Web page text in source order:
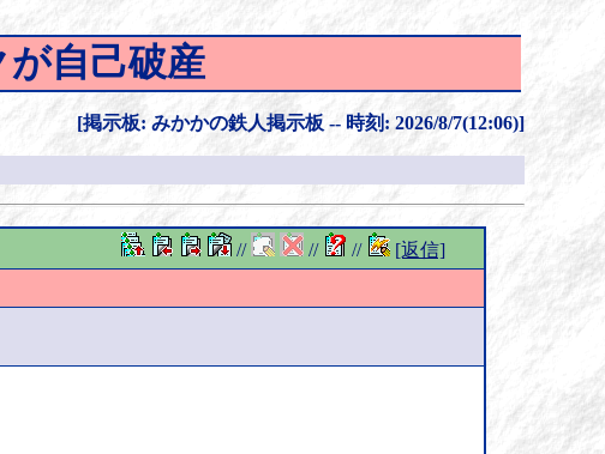
自己破産
[掲示板: みかかの鉄人掲示板 -- 時刻: 2026/8/7(12:06)]
// // // [返信]